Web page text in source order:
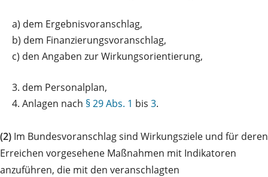
a) dem Ergebnisvoranschlag,
b) dem Finanzierungsvoranschlag,
c) den Angaben zur Wirkungsorientierung,
3. dem Personalplan,
4. Anlagen nach § 29 Abs. 1 bis 3.
(2) Im Bundesvoranschlag sind Wirkungsziele und für deren
Erreichen vorgesehene Maßnahmen mit Indikatoren
anzuführen, die mit den veranschlagten